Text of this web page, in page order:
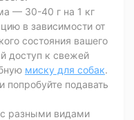
— 30-40 г на 1 кг
в зависимости от
состояния вашего
доступ к свежей
миску для собак.
подавать
разными видами